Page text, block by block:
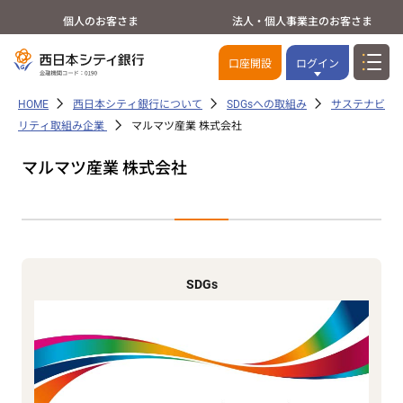
個人のお客さま 法人・個人事業主のお客さま
口座開設 ログイン
HOME 西日本シティ銀行について SDGsへの取組み
サステナビ
リティ取組み企業
マルマツ産業 株式会社
マルマツ産業 株式会社
SDGs